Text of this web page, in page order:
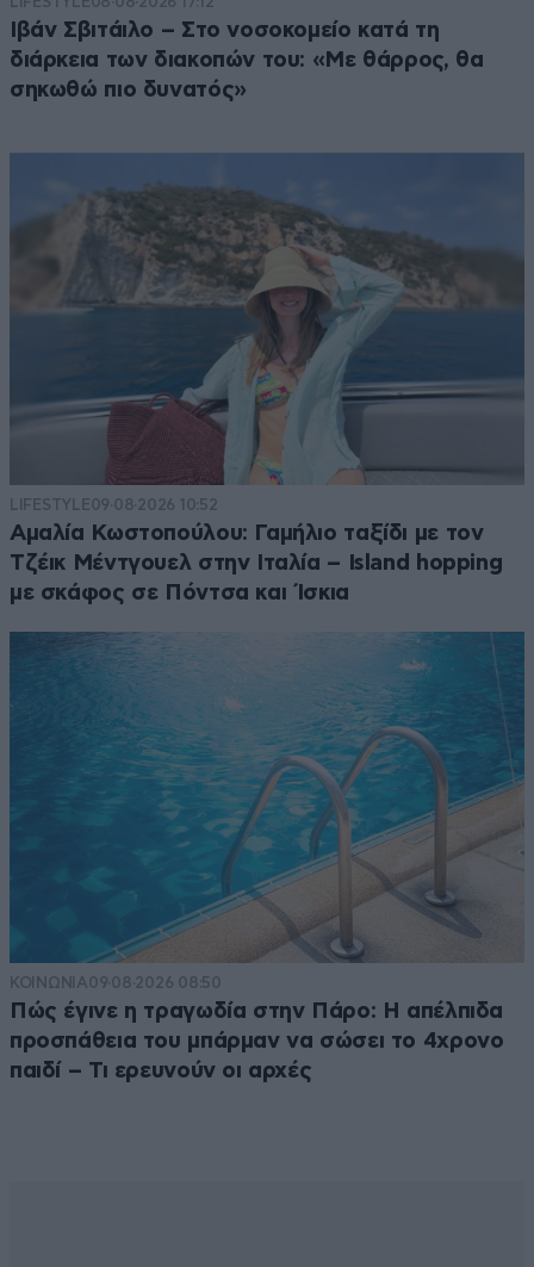
Ιβάν Σβιτάιλο – Στο νοσοκομείο κατά τη
διάρκεια των διακοπών του: «Με θάρρος, θα
σηκωθώ πιο δυνατός»
LIFESTYLE09·08·2026 10:52
Αμαλία Κωστοπούλου: Γαμήλιο ταξίδι με τον
Τζέικ Μέντγουελ στην Ιταλία – Island hopping
με σκάφος σε Πόντσα και Ίσκια
ΚΟΙΝΩΝΙΑ09·08·2026 08:50
Πώς έγινε η τραγωδία στην Πάρο: Η απέλπιδα
προσπάθεια του μπάρμαν να σώσει το 4χρονο
παιδί – Τι ερευνούν οι αρχές